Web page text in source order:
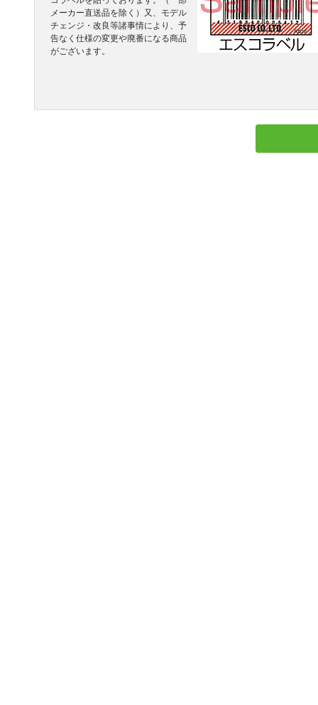
メーカー直送品を除く）又、モデル
チェンジ・改良等諸事情により、予
告なく仕様の変更や廃番になる商品
がございます。